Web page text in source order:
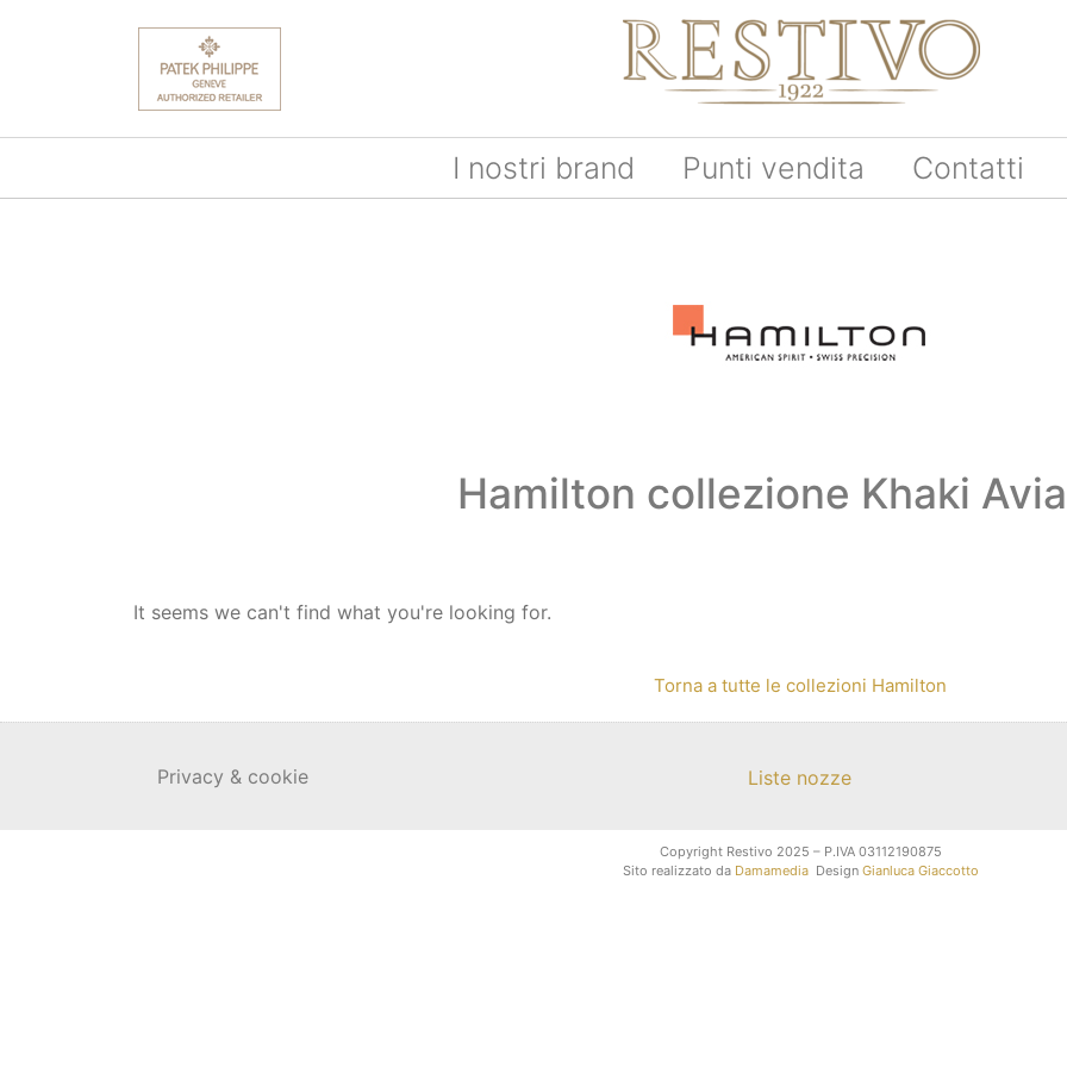
I nostri brand Punti vendita Contatti
Hamilton collezione Khaki
It seems we can't find what you're looking for.
Torna a tutte le collezioni Hamilton
Privacy & cookie Liste nozze
Copyright Restivo 2025 – P.IVA 03112190875
Sito realizzato da Damamedia Design Gianluca Giaccotto